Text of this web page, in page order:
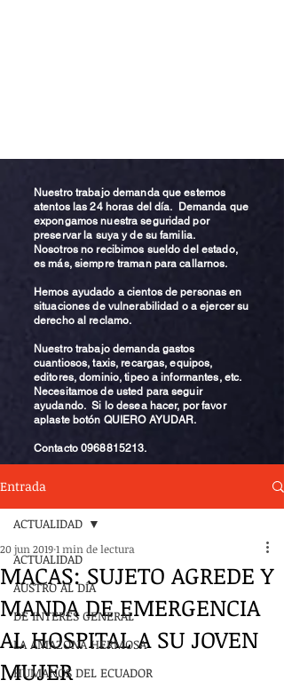
Nuestro trabajo demanda que estemos
atentos las 24 horas del día. Demanda que
expongamos nuestra seguridad por
preservar la suya y de su familia.
Nosotros no recibimos sueldo del estado,
es más, siempre traman para callarnos.
Hemos ayudado a cientos de personas en
situaciones de vulnerabilidad o a ejercer su
derecho al reclamo.
Nuestro trabajo demanda gastos
cuantiosos, taxis, recargas, equipos,
editores, dominio, tipeo a informantes, etc.
Necesitamos de usted para seguir
ayudando. Si lo desea hacer, por favor
aplaste botón QUIERO AYUDAR.
Contacto0968815213.
Entrada
ACTUALIDAD
AUSTRO AL DÍA
DE INTERÉS GENERAL
LA AMAZONA HERMOSA
HUMANOS DEL ECUADOR
ACTUALIDAD
MACAS: SUJETO AGREDE Y
MANDA DE EMERGENCIA
AL HOSPITAL A SU JOVEN
MUJER
20 jun 20191 min de lectura